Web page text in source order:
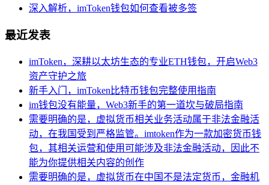
深入解析，imToken钱包如何查看被多签
最近发表
imToken，深耕以太坊生态的专业ETH钱包，开启Web3
资产守护之旅
新手入门，imToken比特币钱包完整使用指南
im钱包没有能量，Web3新手的第一道坎与破局指南
需要明确的是，虚拟货币相关业务活动属于非法金融活
动，在我国受到严格监管。imtoken作为一款加密货币钱
包，其相关运营和使用可能涉及非法金融活动，因此不
能为你提供相关内容的创作
需要明确的是，虚拟货币在中国不是法定货币，金融机